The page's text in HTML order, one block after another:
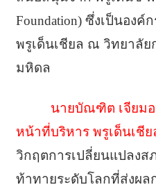
Foundation) ซึ่งเป็นอง
พรูเด็นเชียล ณ วิทยาลั
มหิดล
นายบัณฑิต เจียมอ
หน้าที่บริหาร พรูเด็นเชีย
วิกฤตการเปลี่ยนแปลง
ท้าทายระดับโลกที่ส่งผล